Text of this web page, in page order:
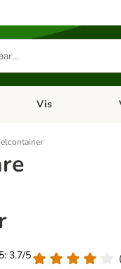
Open categorie
Vis
3.7/5